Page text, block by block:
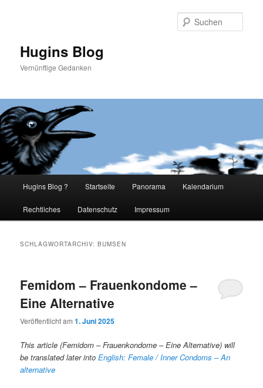
Hugins Blog
Vernünftige Gedanken
Zum
primären
Zum
sekundären
Hugins Blog ? Startseite Panorama Kalendarium
Rechtliches Datenschutz Impressum
SCHLAGWORTARCHIV:BUMSEN
Femidom – Frauenkondome –
Eine Alternative
Veröffentlicht am1. Juni 2025
This article (Femidom – Frauenkondome – Eine Alternative) will
be translated later intoEnglish: Female / Inner Condoms – An
alternative